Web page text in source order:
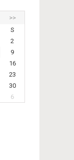
>>
S
2
9
16
23
30
6